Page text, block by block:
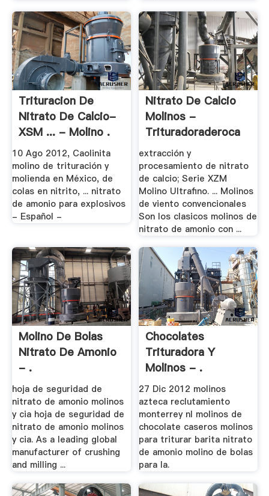
Trituracion De
Nitrato De Calcio-
XSM ... - Molino .
10 Ago 2012, Caolinita
molino de trituración y
molienda en México, de
colas en nitrito, ... nitrato
de amonio para explosivos
- Español -
Nitrato De Calcio
Molinos -
Trituradoraderoca
extracción y
procesamiento de nitrato
de calcio; Serie XZM
Molino Ultrafino. ... Molinos
de viento convencionales
Son los clasicos molinos de
nitrato de amonio con ...
Molino De Bolas
Nitrato De Amonio
- .
hoja de seguridad de
nitrato de amonio molinos
y cia hoja de seguridad de
nitrato de amonio molinos
y cia. As a leading global
manufacturer of crushing
and milling ...
Chocolates
Trituradora Y
Molinos - .
27 Dic 2012 molinos
azteca reclutamiento
monterrey nl molinos de
chocolate caseros molinos
para triturar barita nitrato
de amonio molino de bolas
para la.